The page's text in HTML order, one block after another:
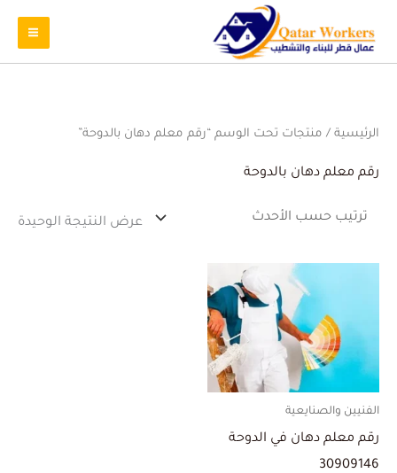
الرئيسية / منتجات تحت الوسم “رقم معلم دهان بالدوحة”
رقم معلم دهان بالدوحة
عرض النتيجة الوحيدة
الفنيين والصنايعية
رقم معلم دهان في الدوحة
30909146